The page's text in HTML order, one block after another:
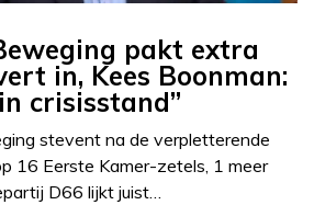
pakt extra
in, Kees Boonman:
crisisstand”
stevent na de verpletterende
16 Eerste Kamer-zetels, 1 meer
D66 lijkt juist…